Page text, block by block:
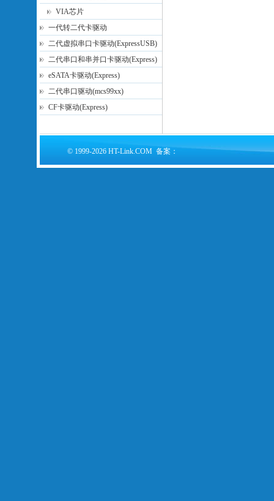
VIA芯片
一代转二代卡驱动
二代虚拟串口卡驱动(ExpressUSB)
二代串口和串并口卡驱动(Express)
eSATA卡驱动(Express)
二代串口驱动(mcs99xx)
CF卡驱动(Express)
© 1999-2026 HT-Link.COM 备案：